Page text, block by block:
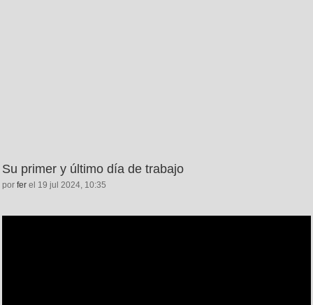
Su primer y último día de trabajo
por fer el 19 jul 2024, 10:35